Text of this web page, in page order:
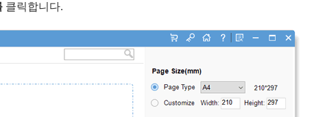
클릭합니다.